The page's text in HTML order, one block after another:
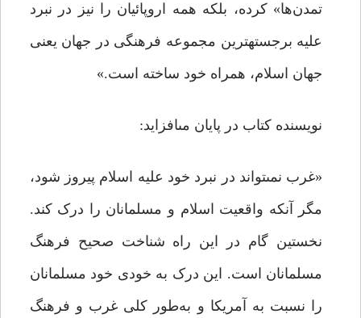
تمدن‌ها» کرده، بلکه همه اروپائیان را نیز در نبرد
علیه برجسته‏ترین مجموعه فرهنگى در جهان یعنى
جهان اسلام، همراه خود ساخته است.»
نویسنده کتاب در پایان مى‏افزاید:
«غرب نمى‏تواند در نبرد خود علیه اسلام پیروز شود،
مگر آنکه واقعیت اسلام و مسلمانان را درک کند.
نخستین گام در این راه شناخت صحیح فرهنگ
مسلمانان است. این درک به خودى خود مسلمانان
را نسبت به آمریکا و به‌طور کلى غرب و فرهنگ